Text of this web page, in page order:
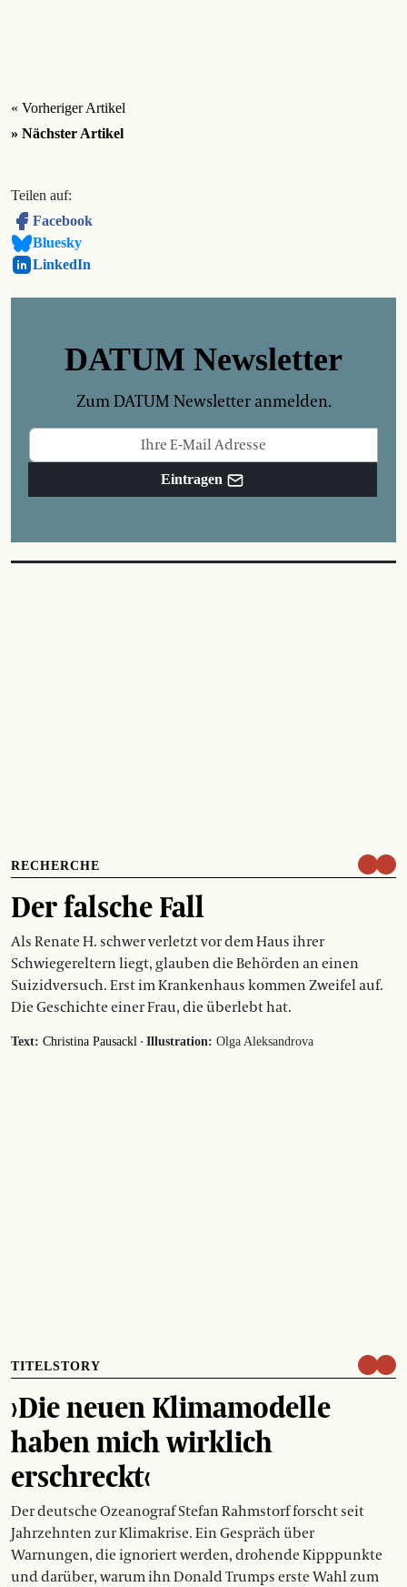
« Vorheriger Artikel
» Nächster Artikel
Teilen auf:
Facebook
Bluesky
LinkedIn
DATUM Newsletter
Zum DATUM Newsletter anmelden.
Eintragen
RECHERCHE
Der falsche Fall
Als Renate H. schwer verletzt vor dem Haus ihrer
Schwiegereltern liegt, glauben die Behörden an einen
Suizidversuch. Erst im Krankenhaus kommen Zweifel auf.
Die Geschichte einer Frau, die überlebt hat.
Text: Christina Pausackl · Illustration: Olga Aleksandrova
TITELSTORY
›Die neuen Klimamodelle
haben mich wirklich
erschreckt‹
Der deutsche Ozeanograf Stefan Rahmstorf forscht seit
Jahrzehnten zur Klimakrise. Ein Gespräch über
Warnungen, die ignoriert werden, drohende Kipppunkte
und darüber, warum ihn Donald Trumps erste Wahl zum